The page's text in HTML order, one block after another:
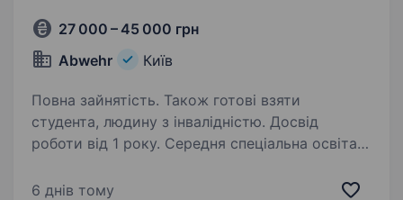
27 000 – 45 000 грн
Abwehr
Київ
Повна зайнятість. Також готові взяти
студента, людину з інвалідністю. Досвід
роботи від 1 року. Середня спеціальна освіта.
по виготовленню метелевих та міжкімнатних
6 днів тому